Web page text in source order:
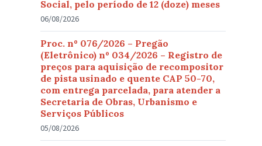
Social, pelo período de 12 (doze) meses
06/08/2026
Proc. nº 076/2026 – Pregão
(Eletrônico) nº 034/2026 – Registro de
preços para aquisição de recompositor
de pista usinado e quente CAP 50-70,
com entrega parcelada, para atender a
Secretaria de Obras, Urbanismo e
Serviços Públicos
05/08/2026